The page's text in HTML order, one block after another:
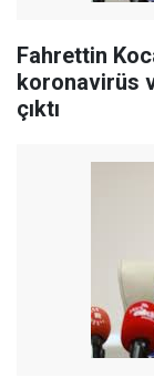
Fahrettin
koronavirüs
çıktı